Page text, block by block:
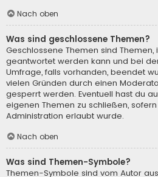
Nach oben
Was sind geschlossene Themen?
Geschlossene Themen sind
geantwortet werden kann und bei
Umfrage, falls vorhanden, beendet
vielen Gründen durch einen
gesperrt werden. Eventuell hast du
eigenen Themen zu schließen,
Administration erlaubt wurde.
Nach oben
Was sind Themen-Symbole?
Themen-Symbole sind vom Autor